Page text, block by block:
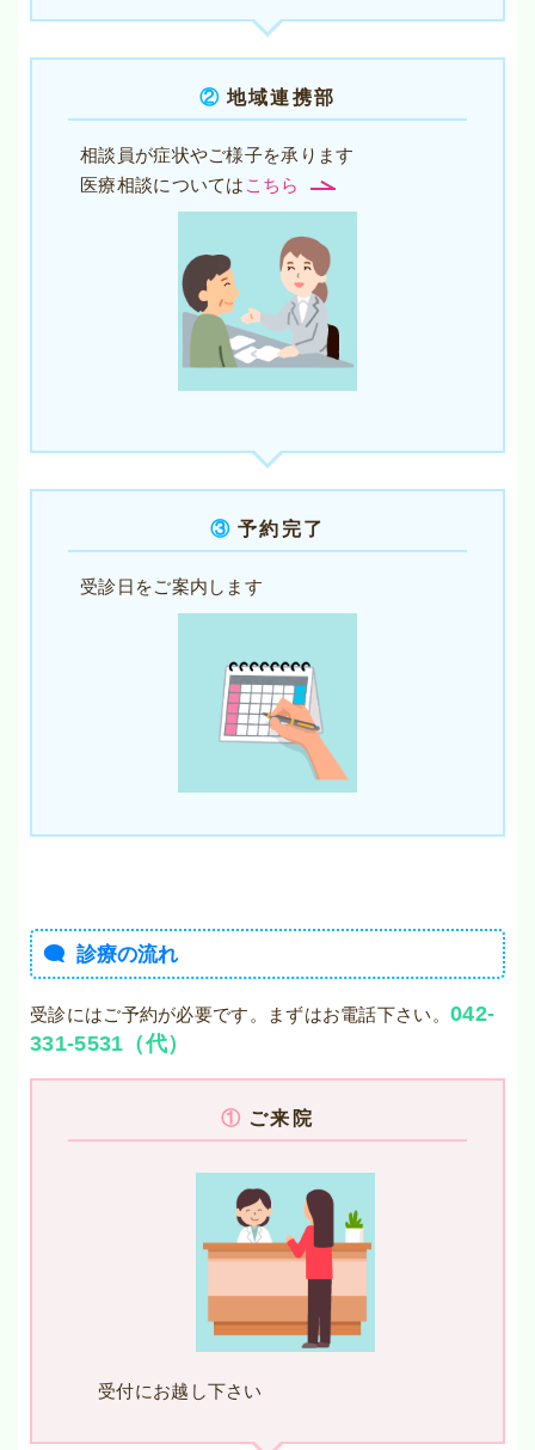
② 地域連携部
相談員が症状やご様子を承ります
医療相談については こちら
③ 予約完了
受診日をご案内します
診療の流れ
受診にはご予約が必要です。まずはお電話下さい。 042-
331-5531（代）
① ご来院
受付にお越し下さい